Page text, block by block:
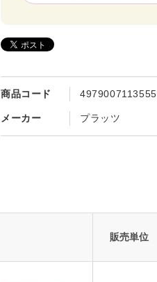
商品コード 4979007113555
メーカー プラッツ
販売単位